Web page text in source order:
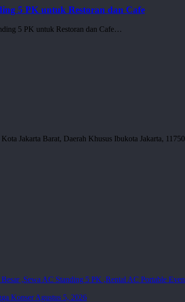
5 PK untuk Restoran dan Cafe
5 PK untuk Restoran dan Cafe…
Jakarta Barat, Daerah Khusus Ibukota Jakarta, 11750
Konser Agustus 5, 2026